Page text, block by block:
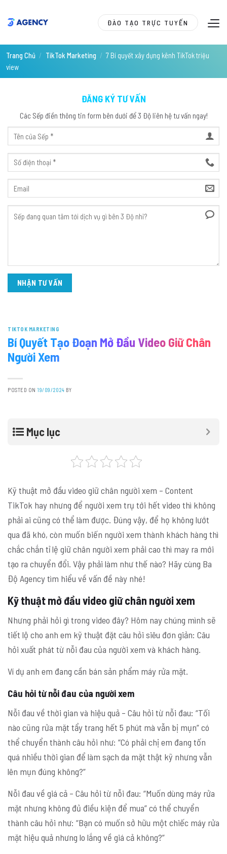
ĐÀO TẠO TRỰC TUYẾN
Trang Chủ / TikTok Marketing / 7 Bí quyết xây dựng kênh TikTok triệu
view
TIKTOK MARKETING
Bí Quyết Tạo Đoạn Mở Đầu Video Giữ Chân
Người Xem
POSTED ON 19/09/2024 BY
Mục lục
Kỹ thuật mở đầu video giữ chân người xem – Content
TikTok hay nhưng để người xem trụ tới hết video thì không
phải ai cũng có thể làm được. Đúng vậy, để họ không lướt
qua đã khó, còn muốn biến người xem thành khách hàng thì
chắc chắn tỉ lệ giữ chân người xem phải cao thì may ra mới
tạo ra chuyển đổi. Vậy phải làm như thế nào? Hãy cùng Ba
Độ Agency tìm hiểu về vấn đề này nhé!
Kỹ thuật mở đầu video giữ chân người xem
Nhưng phải hỏi gì trong video đây? Hôm nay chúng mình sẽ
tiết lộ cho anh em kỹ thuật đặt câu hỏi siêu đơn giản: Câu
hỏi xuất phát từ nỗi đau của người xem và khách hàng.
Ví dụ anh em đang cần bán sản phẩm máy rửa mặt.
Câu hỏi từ nỗi đau của người xem
Nỗi đau về thời gian và hiệu quả – Câu hỏi từ nỗi đau: “Tối
nào cũng rửa mặt tẩy trang hết 5 phút mà vẫn bị mụn” có
thể chuyển thành câu hỏi như: “Có phải chị em đang tốn
quá nhiều thời gian để làm sạch da mặt thật kỹ nhưng vẫn
lên mụn đúng không?”
Nỗi đau về giá cả – Câu hỏi từ nỗi đau: “Muốn dùng máy rửa
mặt nhưng không đủ điều kiện để mua” có thể chuyển
thành câu hỏi như: “Bạn có muốn sở hữu một chiếc máy rửa
mặt hiệu quả nhưng lo lắng về giá cả không?”
ĐĂNG KÝ TƯ VẤN
Các Sếp điền thông tin form bên dưới để 3 Độ liên hệ tư vấn ngay!